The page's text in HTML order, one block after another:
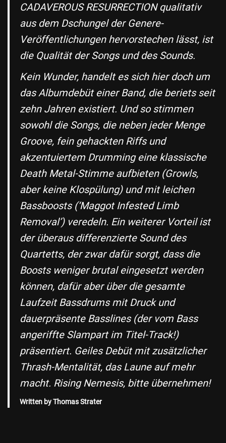
CADAVEROUS RESURRECTION qualitativ
aus dem Dschungel der Genere-
Veröffentlichungen hervorstechen lässt, ist
die Qualität der Songs und des Sounds.
Kein Wunder, handelt es sich hier doch um
das Albumdebüt einer Band, die beriets seit
zehn Jahren existiert. Und so stimmen
sowohl die Songs, die neben jeder Menge
Groove, fein gehackten Riffs und
akzentuiertem Drumming eine klassische
Death Metal-Stimme aufbieten (Growls,
aber keine Klospülung) und mit leichen
Bassboosts (‘Maggot Infested Limb
Removal’) veredeln. Ein weiterer Vorteil ist
der überaus differenzierte Sound des
Quartetts, der zwar dafür sorgt, dass die
Boosts weniger brutal eingesetzt werden
können, dafür aber über die gesamte
Laufzeit Bassdrums mit Druck und
dauerpräsente Basslines (der vom Bass
angeriffte Slampart im Titel-Track!)
präsentiert. Geiles Debüt mit zusätzlicher
Thrash-Mentalität, das Laune auf mehr
macht. Rising Nemesis, bitte übernehmen!
Written by Thomas Strater